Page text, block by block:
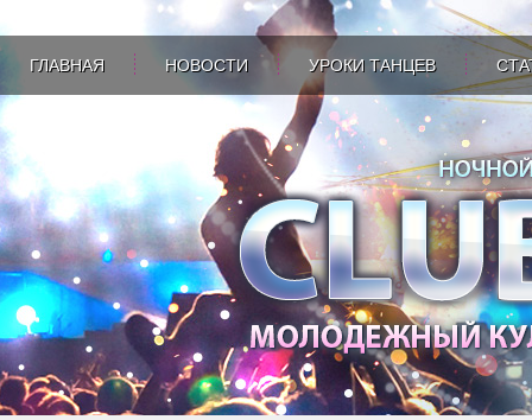
ГЛАВНАЯ НОВОСТИ УРОКИ ТАНЦЕВ